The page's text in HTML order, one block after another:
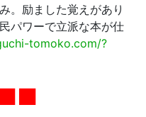
。励ました覚えがあり
パワーで立派な本が仕
tomoko.com/?
■■